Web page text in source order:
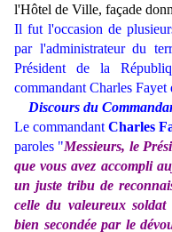
l'Hôtel de Ville, façade
Il fut l'occasion de
par l'administrateur du
Président de la
commandant Charles
Discours du
Le commandantCharles
paroles "Messieurs, le
que vous avez accompli
un juste tribu de
celle du valeureux
bien secondée par le